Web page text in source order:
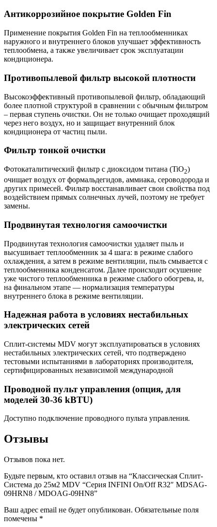
Антикоррозийное покрытие Golden Fin
Применение покрытия Golden Fin на теплообменниках
наружного и внутреннего блоков улучшает эффективность
теплообмена, а также увеличивает срок эксплуатации
кондиционера.
Противопылевой фильтр высокой плотности
Высокоэффективный противопылевой фильтр, обладающий
более плотной структурой в сравнении с обычным фильтром
– первая ступень очистки. Он не только очищает проходящий
через него воздух, но и защищает внутренний блок
кондиционера от частиц пыли.
Фильтр тонкой очистки
Фотокаталитический фильтр с диоксидом титана (TiO2)
очищает воздух от формальдегидов, аммиака, сероводорода и
других примесей. Фильтр восстанавливает свои свойства под
воздействием прямых солнечных лучей, поэтому не требует
замены.
Продвинутая технология самоочистки
Продвинутая технология самоочистки удаляет пыль и
высушивает теплообменник за 4 шага: в режиме слабого
охлаждения, а затем в режиме вентиляции, пыль смывается с
теплообменника конденсатом. Далее происходит осушение
уже чистого теплообменника в режиме слабого обогрева, и,
на финальном этапе — нормализация температуры
внутреннего блока в режиме вентиляции.
Надежная работа в условиях нестабильных
электрических сетей
Сплит-системы MDV могут эксплуатироваться в условиях
нестабильных электрических сетей, что подтверждено
тестовыми испытаниями в лабораториях производителя,
сертифицированных независимой международной
Проводной пульт управления (опция, для
моделей 30-36 kBTU)
Доступно подключение проводного пульта управления.
Отзывы
Отзывов пока нет.
Будьте первым, кто оставил отзыв на “Классическая Сплит-
Система до 25м2 MDV “Серия INFINI On/Off R32″ MDSAG-
09HRN8 / MDOAG-09HN8”
Ваш адрес email не будет опубликован. Обязательные поля
помечены *